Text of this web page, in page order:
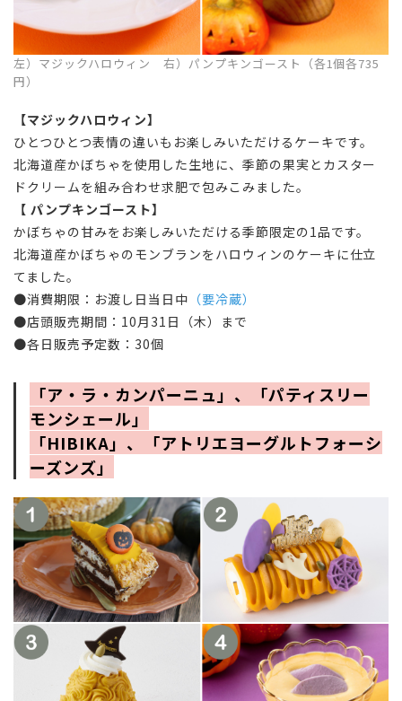
左）マジックハロウィン 右）パンプキンゴースト（各1個各735
円）
【マジックハロウィン】
ひとつひとつ表情の違いもお楽しみいただけるケーキです。
北海道産かぼちゃを使用した生地に、季節の果実とカスター
ドクリームを組み合わせ求肥で包みこみました。
【 パンプキンゴースト】
かぼちゃの甘みをお楽しみいただける季節限定の1品です。
北海道産かぼちゃのモンブランをハロウィンのケーキに仕立
てました。
●消費期限：お渡し日 当日中 （要冷蔵）
●店頭販売期間：10月31日（木）まで
●各日販売予定数：30個
「ア・ラ・カンパーニュ」、「パティスリー
モンシェール」
「HIBIKA」、「アトリエヨーグルトフォーシ
ーズンズ」